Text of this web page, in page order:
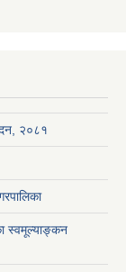
२०८१
स्वमूल्याङ्कन